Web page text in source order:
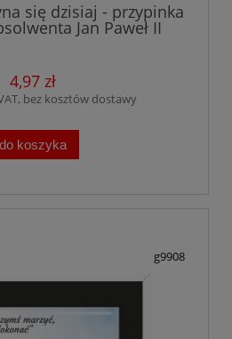
się dzisiaj - przypinka
Jan Paweł II
4,97 zł
bez kosztów dostawy
do koszyka
g9908